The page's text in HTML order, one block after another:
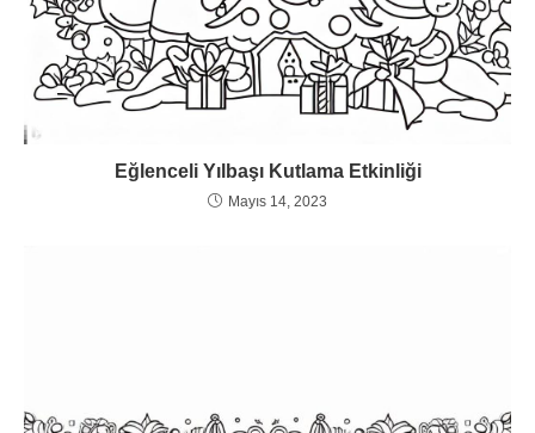
Eğlenceli Yılbaşı Kutlama Etkinliği
Mayıs 14, 2023